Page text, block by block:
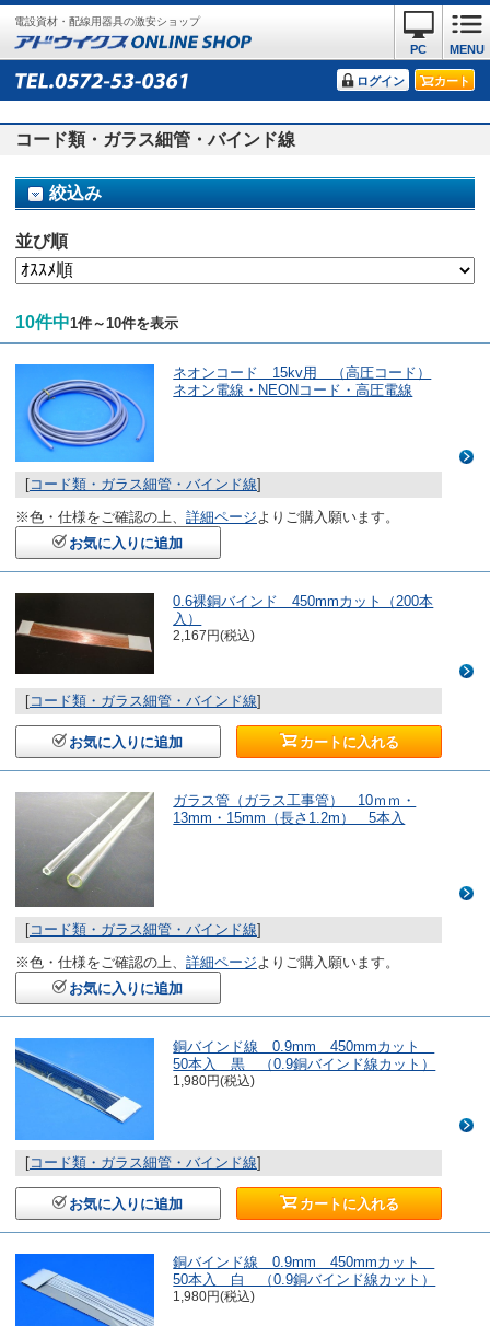
電設資材・配線用器具の激安ショップ
MENU
PC
ログイン カート
コード類・ガラス細管・バインド線
絞込み
並び順
10件中1件～10件を表示
ネオンコード 15kv用 （高圧コード）
ネオン電線・NEONコード・高圧電線
[コード類・ガラス細管・バインド線]
※色・仕様をご確認の上、 詳細ページ よりご購入願います。
お気に入りに追加
0.6裸銅バインド 450mmカット（200本
入）
2,167円(税込)
[コード類・ガラス細管・バインド線]
お気に入りに追加 カートに入れる
ガラス管（ガラス工事管） 10ｍｍ・
13mm・15mm（長さ1.2m） 5本入
[コード類・ガラス細管・バインド線]
※色・仕様をご確認の上、 詳細ページよりご購入願います。
お気に入りに追加
銅バインド線 0.9mm 450mmカット
50本入 黒 （0.9銅バインド線カット）
1,980円(税込)
[コード類・ガラス細管・バインド線]
お気に入りに追加 カートに入れる
銅バインド線 0.9mm 450mmカット
50本入 白 （0.9銅バインド線カット）
1,980円(税込)